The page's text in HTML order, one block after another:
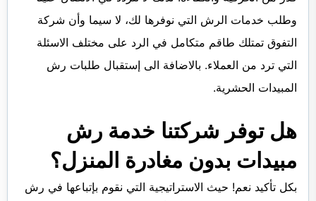
وطلب خدمات الرش التي نوفرها لك، لا سيما وأن شركة
التفوق تمتلك طاقم متكامل في الرد على مختلف الاسئلة
التي ترد من العملاء. بالاضافة الى إستقبال طلبات رش
المبيدات الحشرية.
هل توفر شركتنا خدمة رش
مبيدات بدون مغادرة المنزل؟
بكل تأكيد نعم! حيث الاستراتيجية التي نقوم بإتباعها في رش